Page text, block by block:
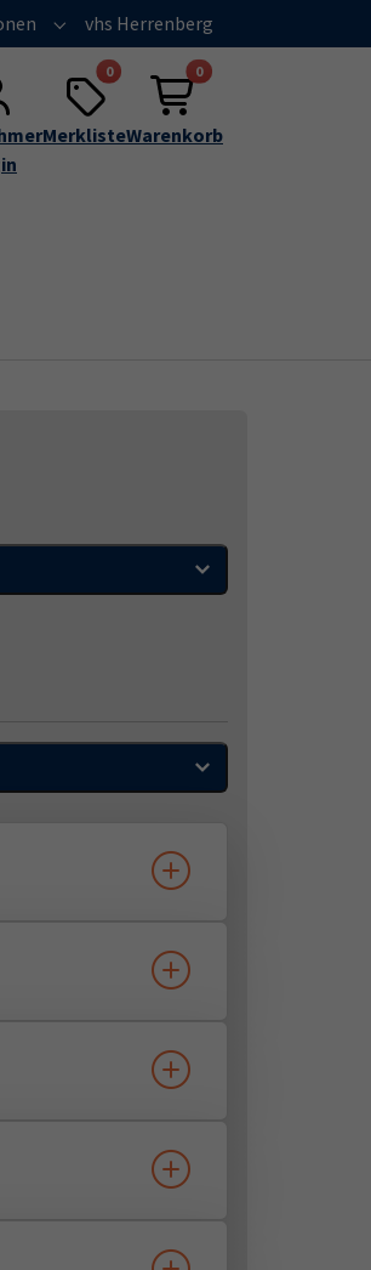
uns"Submenu for "Informationen"
vhs Herrenberg
0
Merkliste
0
Warenkorb